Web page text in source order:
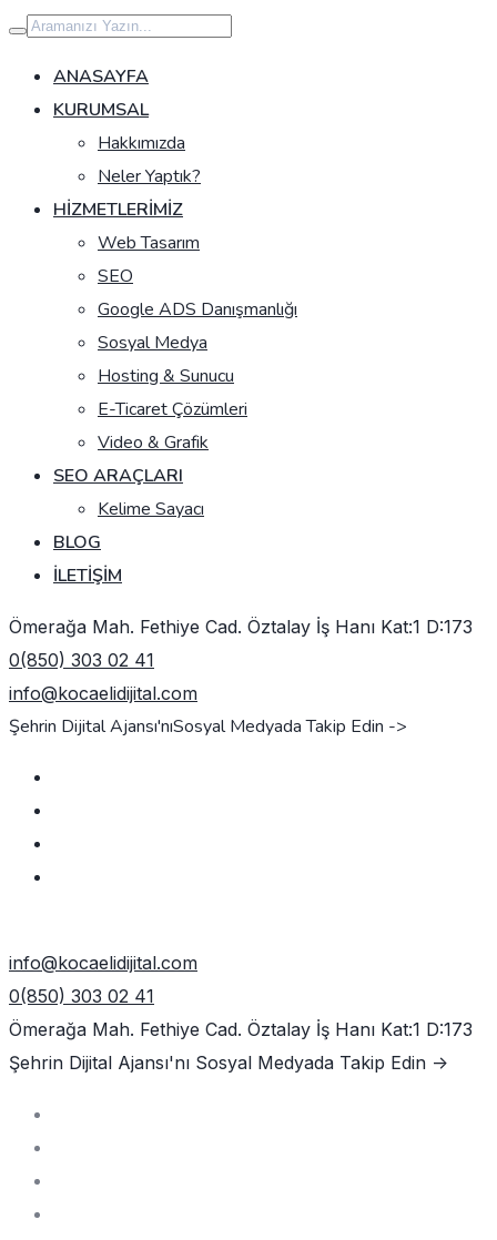
İçeriğe
geç
ANASAYFA
KURUMSAL
Hakkımızda
Neler Yaptık?
HIZMETLERIMIZ
Web Tasarım
SEO
Google ADS Danışmanlığı
Sosyal Medya
Hosting & Sunucu
E-Ticaret Çözümleri
Video & Grafik
SEO ARAÇLARI
Kelime Sayacı
BLOG
İLETIŞIM
Ömerağa Mah. Fethiye Cad. Öztalay İş Hanı Kat:1 D:173
0(850) 303 02 41
info@kocaelidijital.com
Şehrin Dijital Ajansı'nıSosyal Medyada Takip Edin ->
info@kocaelidijital.com
0(850) 303 02 41
Ömerağa Mah. Fethiye Cad. Öztalay İş Hanı Kat:1 D:173
Şehrin Dijital Ajansı'nı Sosyal Medyada Takip Edin ->